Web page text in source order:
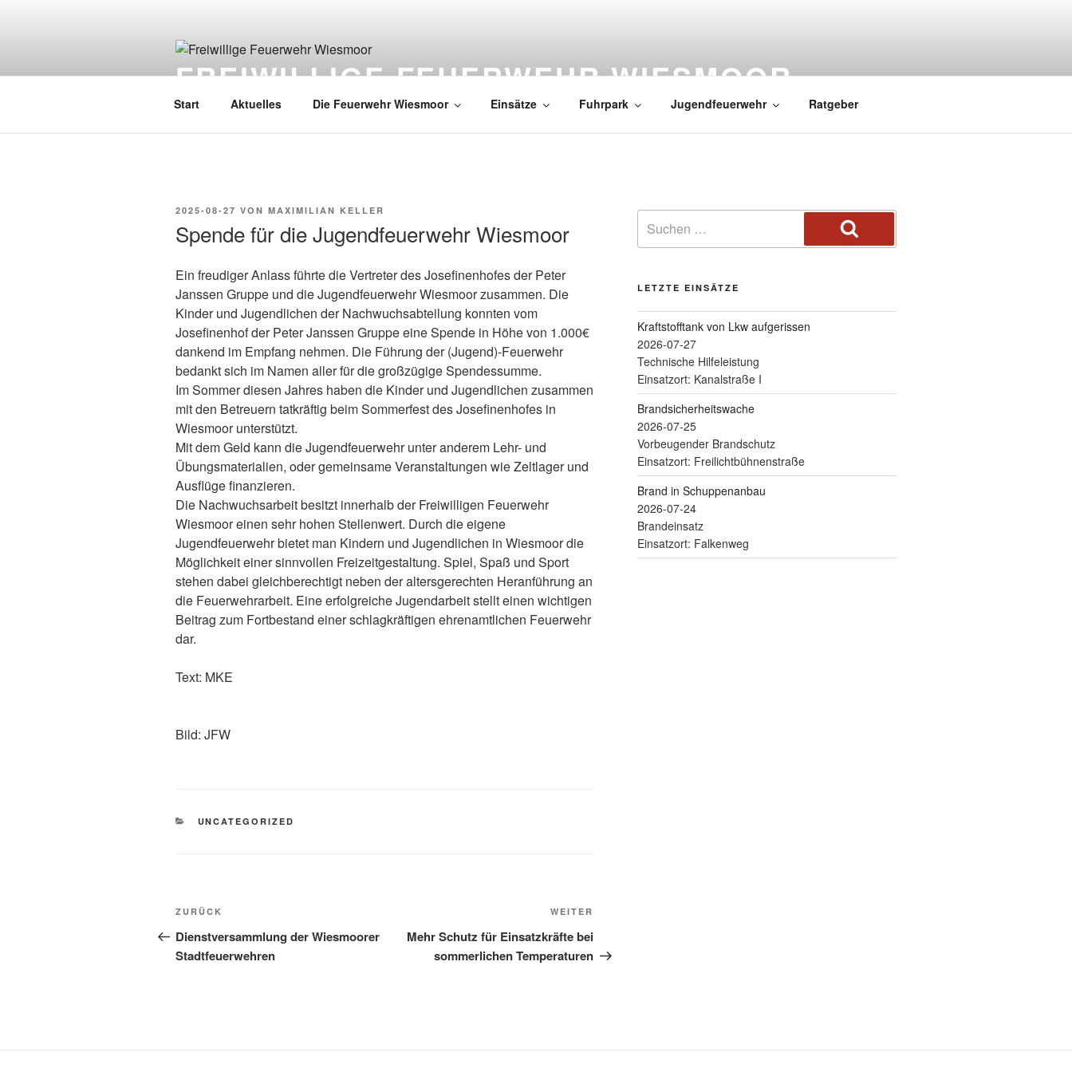
FREIWILLIGE FEUERWEHR WIESMOOR
Start Aktuelles Die Feuerwehr Wiesmoor Einsätze Fuhrpark Jugendfeuerwehr Ratgeber
2025-08-27 VON MAXIMILIAN KELLER
Spende für die Jugendfeuerwehr Wiesmoor
Ein freudiger Anlass führte die Vertreter des Josefinenhofes der Peter
Janssen Gruppe und die Jugendfeuerwehr Wiesmoor zusammen. Die
Kinder und Jugendlichen der Nachwuchsabteilung konnten vom
Josefinenhof der Peter Janssen Gruppe eine Spende in Höhe von 1.000€
dankend im Empfang nehmen. Die Führung der (Jugend)-Feuerwehr
bedankt sich im Namen aller für die großzügige Spendessumme.
Im Sommer diesen Jahres haben die Kinder und Jugendlichen zusammen
mit den Betreuern tatkräftig beim Sommerfest des Josefinenhofes in
Wiesmoor unterstützt.
Mit dem Geld kann die Jugendfeuerwehr unter anderem Lehr- und
Übungsmaterialien, oder gemeinsame Veranstaltungen wie Zeltlager und
Ausflüge finanzieren.
Die Nachwuchsarbeit besitzt innerhalb der Freiwilligen Feuerwehr
Wiesmoor einen sehr hohen Stellenwert. Durch die eigene
Jugendfeuerwehr bietet man Kindern und Jugendlichen in Wiesmoor die
Möglichkeit einer sinnvollen Freizeitgestaltung. Spiel, Spaß und Sport
stehen dabei gleichberechtigt neben der altersgerechten Heranführung an
die Feuerwehrarbeit. Eine erfolgreiche Jugendarbeit stellt einen wichtigen
Beitrag zum Fortbestand einer schlagkräftigen ehrenamtlichen Feuerwehr
dar.
Text: MKE
Bild: JFW
UNCATEGORIZED
ZURÜCK
Dienstversammlung der Wiesmoorer
Stadtfeuerwehren
WEITER
Mehr Schutz für Einsatzkräfte bei
sommerlichen Temperaturen
LETZTE EINSÄTZE
Kraftstofftank von Lkw aufgerissen
2026-07-27
Technische Hilfeleistung
Einsatzort: Kanalstraße I
Brandsicherheitswache
2026-07-25
Vorbeugender Brandschutz
Einsatzort: Freilichtbühnenstraße
Brand in Schuppenanbau
2026-07-24
Brandeinsatz
Einsatzort: Falkenweg